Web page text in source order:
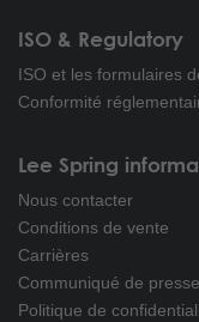
ISO & Regulatory
ISO et les formulaires
Conformité
Lee Spring
Nous contacter
Conditions de vente
Carrières
Communiqué de
Politique de